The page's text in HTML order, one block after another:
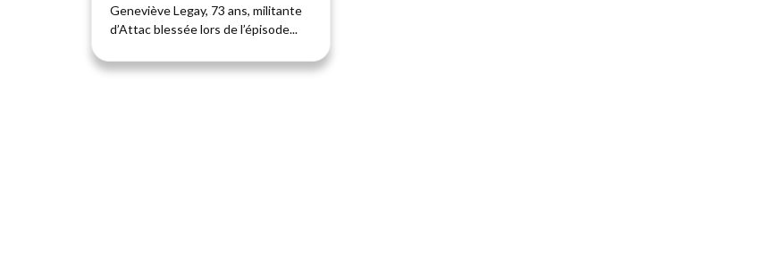
Geneviève Legay, 73 ans, militante
d’Attac blessée lors de l’épisode...